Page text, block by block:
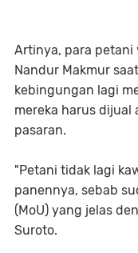
Artinya, para petani
Nandur Makmur
kebingungan lagi
mereka harus dijual
pasaran.
"Petani tidak lagi
panennya, sebab
(MoU) yang jelas
Suroto.